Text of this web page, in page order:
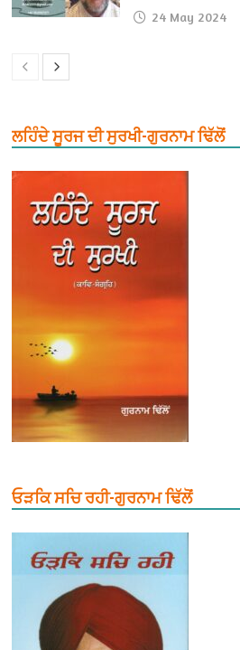
24 May 2024
ਲਹਿੰਦੇ ਸੂਰਜ ਦੀ ਸੁਰਖੀ-ਗੁਰਨਾਮ ਢਿੱਲੋਂ
ਓੜਕਿ ਸਚਿ ਰਹੀ-ਗੁਰਨਾਮ ਢਿੱਲੋਂ